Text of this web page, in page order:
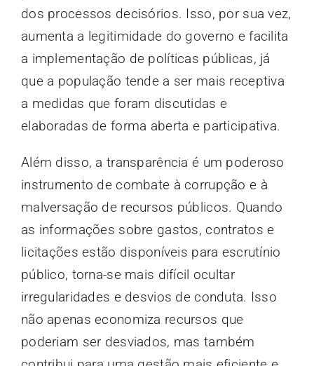
dos processos decisórios. Isso, por sua vez,
aumenta a legitimidade do governo e facilita
a implementação de políticas públicas, já
que a população tende a ser mais receptiva
a medidas que foram discutidas e
elaboradas de forma aberta e participativa.
Além disso, a transparência é um poderoso
instrumento de combate à corrupção e à
malversação de recursos públicos. Quando
as informações sobre gastos, contratos e
licitações estão disponíveis para escrutínio
público, torna-se mais difícil ocultar
irregularidades e desvios de conduta. Isso
não apenas economiza recursos que
poderiam ser desviados, mas também